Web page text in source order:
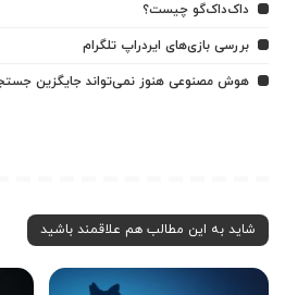
داک‌داک‌گو چیست؟
بررسی بازی‌های ایردراپ تلگرام
هوش مصنوعی هنوز نمی‌تواند جایگزین
شاید به این مطالب هم علاقمند باشید